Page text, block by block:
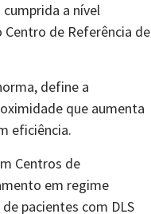
a nível
Centro de Referência de
define a
que aumenta
eficiência.
Centros de
em regime
pacientes com DLS